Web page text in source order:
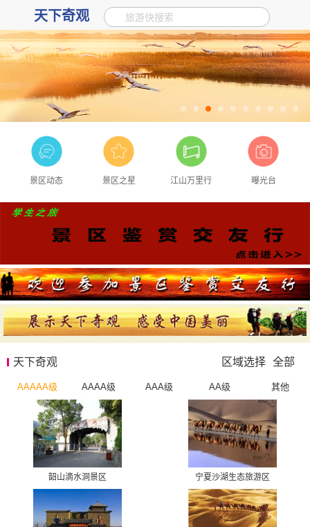
天下奇观 旅游快搜索
景区动态 景区之星 江山万里行 曝光台
天下奇观 区域选择 全部
AAAAA级 AAAA级 AAA级 AA级 其他
韶山滴水洞景区 宁夏沙湖生态旅游区